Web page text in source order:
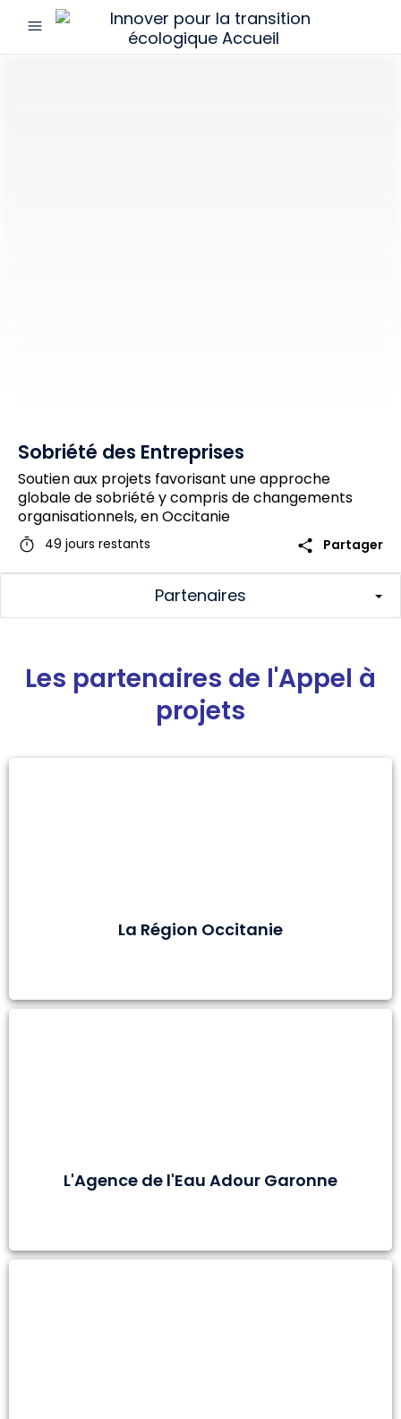
menu
Innover
Sobriété des Entreprises
Soutien aux projets favorisant une approche
globale de sobriété y compris de changements
organisationnels, en Occitanie
timer 49 jours restants share Partager
Partenaires
Les partenaires de l'Appel à
projets
La Région Occitanie
L'Agence de l'Eau Adour Garonne